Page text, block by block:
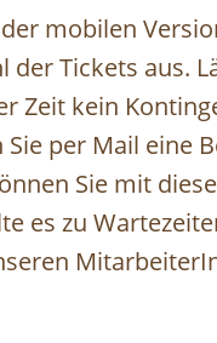
mobilen
der Tickets aus.
Zeit kein
Sie per Mail eine
Sie mit
es zu